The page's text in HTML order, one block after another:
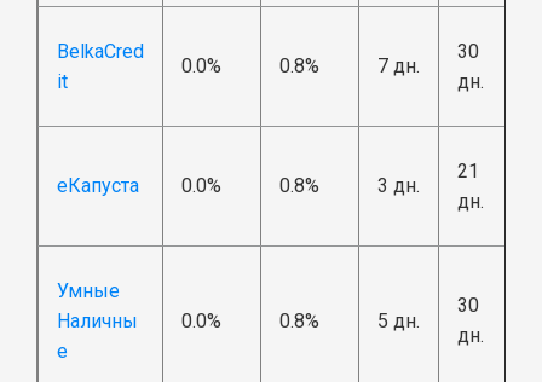
BelkaCred
it
0.0% 0.8% 7 дн.
30
дн.
еКапуста 0.0% 0.8% 3 дн.
21
дн.
Умные
Наличны
е
0.0% 0.8% 5 дн.
30
дн.